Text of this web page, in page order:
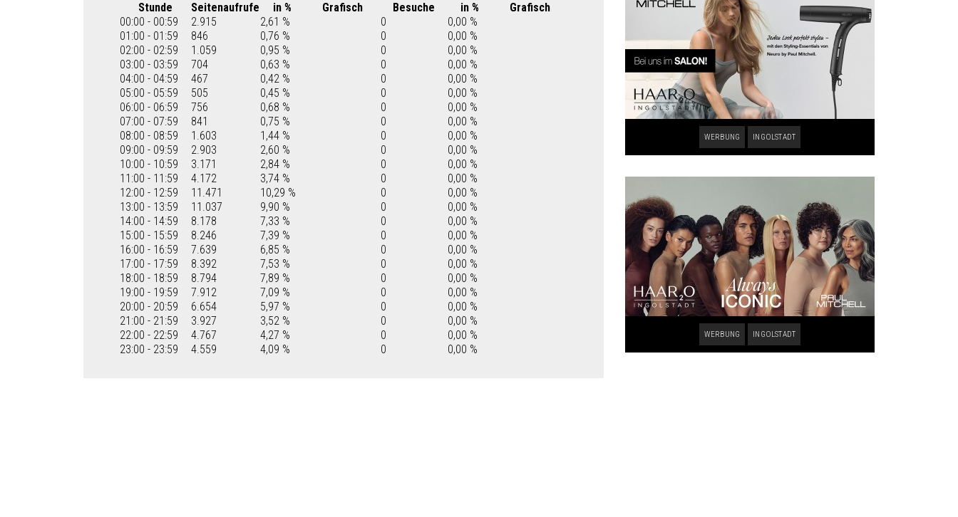
Stunde Seitenaufrufe in % Grafisch Besuche in %
Grafisch
00:00 - 00:59
2.915 2,61 % 0
0,00 %
01:00 - 01:59
846 0,76 % 0
0,00 %
02:00 - 02:59
1.059 0,95 % 0
0,00 %
03:00 - 03:59
704 0,63 % 0
0,00 %
04:00 - 04:59
467 0,42 % 0
0,00 %
05:00 - 05:59
505 0,45 % 0
0,00 %
06:00 - 06:59
756 0,68 % 0
0,00 %
07:00 - 07:59
841 0,75 % 0
0,00 %
08:00 - 08:59
1.603 1,44 % 0
0,00 %
09:00 - 09:59
2.903 2,60 % 0
0,00 %
10:00 - 10:59
3.171 2,84 % 0
0,00 %
11:00 - 11:59
4.172 3,74 % 0
0,00 %
12:00 - 12:59
11.471 10,29 % 0
0,00 %
13:00 - 13:59
11.037 9,90 % 0
0,00 %
14:00 - 14:59
8.178 7,33 % 0
0,00 %
15:00 - 15:59
8.246 7,39 % 0
0,00 %
16:00 - 16:59
7.639 6,85 % 0
0,00 %
17:00 - 17:59
8.392 7,53 % 0
0,00 %
18:00 - 18:59
8.794 7,89 % 0
0,00 %
19:00 - 19:59
7.912 7,09 % 0
0,00 %
20:00 - 20:59
6.654 5,97 % 0
0,00 %
21:00 - 21:59
3.927 3,52 % 0
0,00 %
22:00 - 22:59
4.767 4,27 % 0
0,00 %
23:00 - 23:59
4.559 4,09 % 0 0,00 %
WERBUNG INGOLSTADT
WERBUNG INGOLSTADT